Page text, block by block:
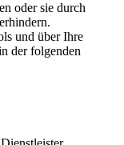
oder sie durch
und über Ihre
der folgenden